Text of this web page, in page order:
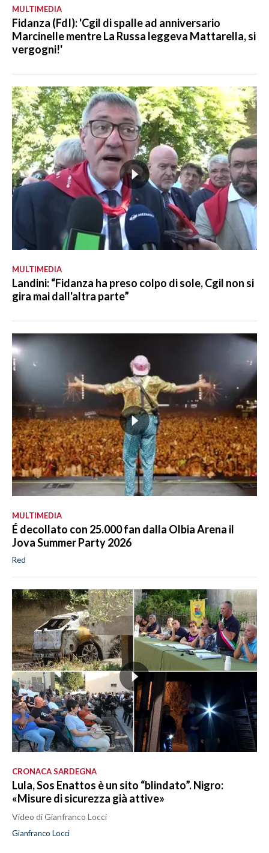
MULTIMEDIA
Fidanza (FdI): 'Cgil di spalle ad anniversario
Marcinelle mentre La Russa leggeva Mattarella, si
vergogni!'
MULTIMEDIA
Landini: “Fidanza ha preso colpo di sole, Cgil non si
gira mai dall'altra parte”
MULTIMEDIA
É decollato con 25.000 fan dalla Olbia Arena il
Jova Summer Party 2026
Red
CRONACA SARDEGNA
Lula, Sos Enattos è un sito “blindato”. Nigro:
«Misure di sicurezza già attive»
Video di Gianfranco Locci
Gianfranco Locci